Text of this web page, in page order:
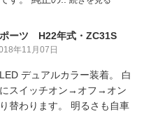
ーツ H22年式・ZC31S
年11月07日
デュアルカラー装着。 白
スイッチオン→オフ→オン
替わります。 明るさも自車